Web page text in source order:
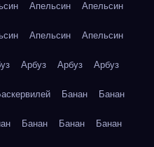
Апельсин Апельсин
Апельсин Апельсин
Арбуз Арбуз Арбуз
Банан Банан
Банан Банан Банан